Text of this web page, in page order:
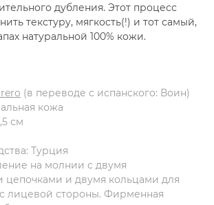
дубления. Этот процесс
текстуру, мягкость(!) и тот самый,
натуральной 100% кожи.
(в переводе с испанского: Воин)
кожа
см
Турция
на молнии с двумя
цепочками и двумя кольцами для
лицевой стороны. Фирменная